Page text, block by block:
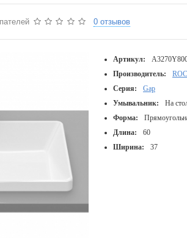
0 отзывов
Артикул:
Производитель:
Серия:
Gap
Умывальник:
На
Форма:
Длина:
60
Ширина:
37